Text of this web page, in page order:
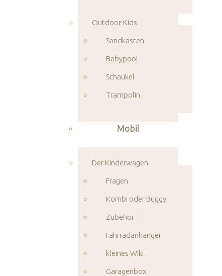
Outdoor-Kids
Sandkasten
Babypool
Schaukel
Trampolin
Mobil
Der Kinderwagen
Fragen
Kombi oder Buggy
Zubehör
Fahrradanhänger
kleines Wiki
Garagenbox